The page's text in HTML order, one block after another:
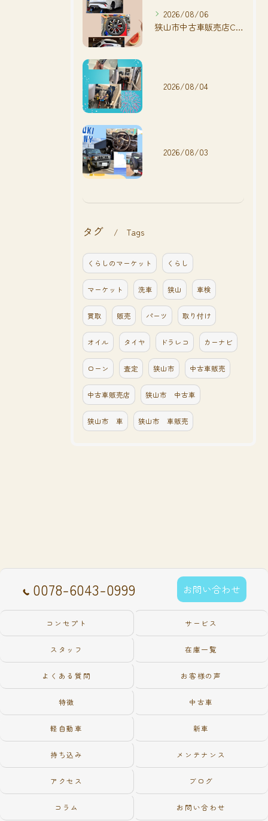
2026/08/06
狭山市中古車販売店CarShop FACT.🚗
2026/08/04
2026/08/03
タグ Tags
くらしのマーケット くらし
マーケット 洗車 狭山 車検
買取 販売 パーツ 取り付け
オイル タイヤ ドラレコ カーナビ
ローン 査定 狭山市 中古車販売
中古車販売店 狭山市 中古車
狭山市 車 狭山市 車販売
0078-6043-0999 お問い合わせ
コンセプト サービス
スタッフ 在庫一覧
よくある質問 お客様の声
特徴 中古車
軽自動車 新車
持ち込み メンテナンス
アクセス ブログ
コラム お問い合わせ